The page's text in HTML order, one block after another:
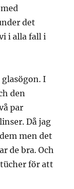
det
i alla fall i
I
den
par
Då jag
men det
de bra. Och
för att